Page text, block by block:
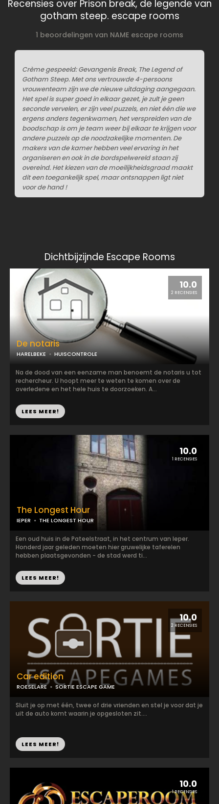
Recensies over Prison break, de legende van
gotham steep. escape rooms
1 beoordelingen van NAME escape rooms
Crème gespeeld: Gevangenis Break, The Legend of
Gotham Steep. Met ons vertrouwde 4-persoons
vrouwenteam zijn we de nieuwe uitdaging aangegaan.
Het spel is super goed in elkaar gezet, je zult je geen
seconde vervelen, er zijn veel puzzels, en niet één die we
ergens anders tegenkwamen, het verspreiden van de
boodschap is om je team weer bij elkaar te krijgen voor
andere puzzels op de noodzakelijke momenten. De
makers van de kamer hebben veel ervaring in het
organiseren en ook in de bordspelwereld staan zij
overeind. Het kiezen van de moeilijkheidsgraad maakt
dit een toegankelijk spel, maar ontsnappen ligt niet
voor de hand !
Dichtbijzijnde Escape Rooms
10.0
1 RECENSIES
The Longest Hour
IEPER THE LONGEST HOUR
Een oud huis in de Pateelstraat, in het centrum van Ieper.
Honderd jaar geleden moeten hier gruwelijke taferelen
hebben plaatsgevonden - de stad werd ti...
LEES MEER!
10.0
1 RECENSIES
10.0
2 RECENSIES
De notaris
HARELBEKE HUISCONTROLE
Na de dood van een eenzame man benoemt de notaris u tot
rechercheur. U hoopt meer te weten te komen over de
overledene en het hele huis te doorzoeken. A...
LEES MEER!
10.0
2 RECENSIES
Car edition
ROESELARE SORTIE ESCAPE GAME
Sluit je op met één, twee of drie vrienden en stel je voor dat je
uit de auto komt waarin je opgesloten zit....
LEES MEER!